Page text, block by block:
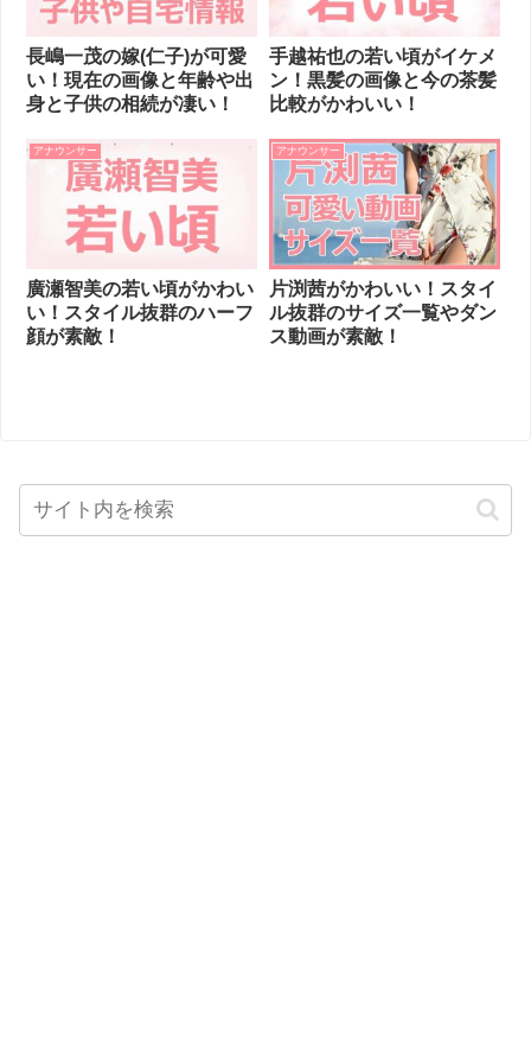
長嶋一茂の嫁(仁子)が可愛
い！現在の画像と年齢や出
身と子供の相続が凄い！
手越祐也の若い頃がイケメ
ン！黒髪の画像と今の茶髪
比較がかわいい！
アナウンサー
廣瀬智美の若い頃がかわい
い！スタイル抜群のハーフ
顔が素敵！
アナウンサー
片渕茜がかわいい！スタイ
ル抜群のサイズ一覧やダン
ス動画が素敵！